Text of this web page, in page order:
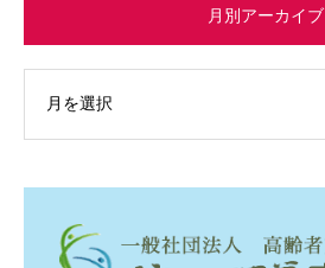
月別アーカイブ